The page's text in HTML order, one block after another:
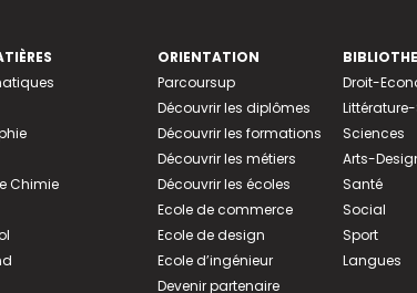
Chimie
ORIENTATION
Parcoursup
Découvrir les diplômes
Découvrir les formations
Découvrir les métiers
Découvrir les écoles
Ecole de commerce
Ecole de design
Ecole d’ingénieur
Devenir partenaire
Droit-
Sciences
Arts-
Santé
Social
Sport
Langues